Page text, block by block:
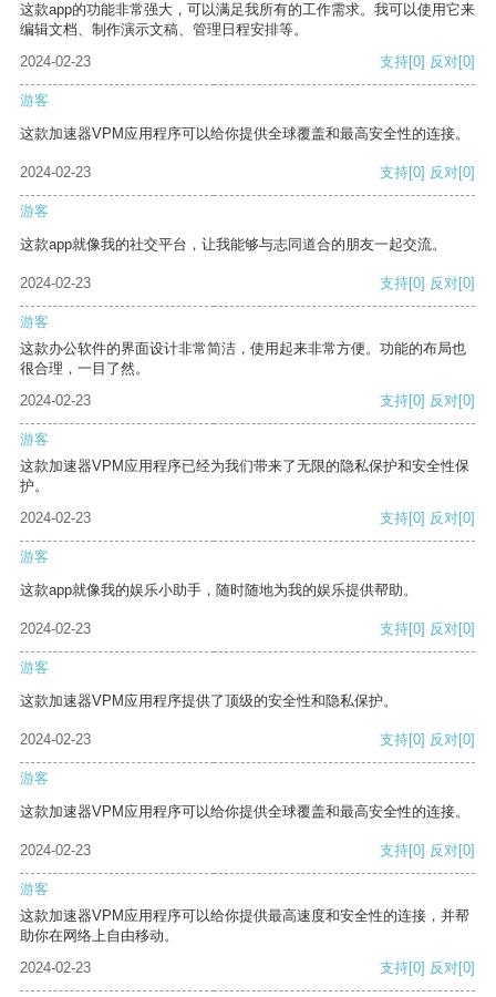
这款app的功能非常强大，可以满足我所有的工作需求。我可以使用它来
编辑文档、制作演示文稿、管理日程安排等。
2024-02-23
支持[0] 反对[0]
游客
这款加速器VPM应用程序可以给你提供全球覆盖和最高安全性的连接。
2024-02-23 支持[0] 反对[0]
游客
这款app就像我的社交平台，让我能够与志同道合的朋友一起交流。
2024-02-23 支持[0] 反对[0]
游客
这款办公软件的界面设计非常简洁，使用起来非常方便。功能的布局也
很合理，一目了然。
2024-02-23
支持[0] 反对[0]
游客
这款加速器VPM应用程序已经为我们带来了无限的隐私保护和安全性保
护。
2024-02-23
支持[0] 反对[0]
游客
这款app就像我的娱乐小助手，随时随地为我的娱乐提供帮助。
2024-02-23 支持[0] 反对[0]
游客
这款加速器VPM应用程序提供了顶级的安全性和隐私保护。
2024-02-23 支持[0] 反对[0]
游客
这款加速器VPM应用程序可以给你提供全球覆盖和最高安全性的连接。
2024-02-23 支持[0] 反对[0]
游客
这款加速器VPM应用程序可以给你提供最高速度和安全性的连接，并帮
助你在网络上自由移动。
2024-02-23
支持[0] 反对[0]